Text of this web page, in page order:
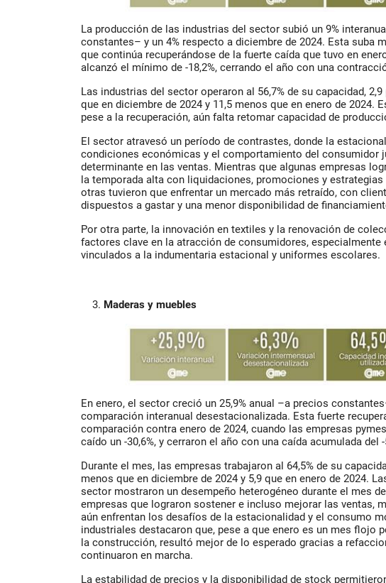
La producción de las industrias del sector subió un 9%
constantes– y un 4% respecto a diciembre de 2024. Esta suba
que continúa recuperándose de la fuerte caída que tuvo en
alcanzó el mínimo de -18,2%, cerrando el año con una
Las industrias del sector operaron al 56,7% de su capacidad,
que en diciembre de 2024 y 11,5 menos que en enero de 2024.
pese a la recuperación, aún falta retomar capacidad de
El sector atravesó un período de contrastes, donde la
condiciones económicas y el comportamiento del consumidor
determinante en las ventas. Mientras que algunas empresas
la temporada alta con liquidaciones, promociones y estrategias
otras tuvieron que enfrentar un mercado más retraído, con
dispuestos a gastar y una menor disponibilidad de
Por otra parte, la innovación en textiles y la renovación de
factores clave en la atracción de consumidores, especialmente
vinculados a la indumentaria estacional y uniformes escolares.
Maderas y muebles
En enero, el sector creció un 25,9% anual –a precios
comparación interanual desestacionalizada. Esta fuerte
comparación contra enero de 2024, cuando las empresas
caído un -30,6%, y cerraron el año con una caída acumulada del -
Durante el mes, las empresas trabajaron al 64,5% de su
menos que en diciembre de 2024 y 5,9 que en enero de 2024.
sector mostraron un desempeño heterogéneo durante el mes
empresas que lograron sostener e incluso mejorar las ventas,
aún enfrentan los desafíos de la estacionalidad y el consumo
industriales destacaron que, pese a que enero es un mes flojo
la construcción, resultó mejor de lo esperado gracias a
continuaron en marcha.
La estabilidad de precios y la disponibilidad de stock